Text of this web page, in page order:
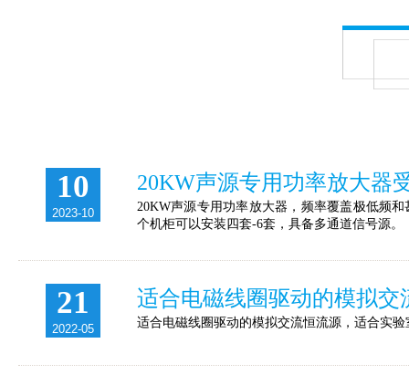
10
2023-10
20KW声源专用功率放大器
20KW声源专用功率放大器，频率覆盖极低频
个机柜可以安装四套-6套，具备多通道信号源。
21
2022-05
适合电磁线圈驱动的模拟
适合电磁线圈驱动的模拟交流恒流源，适合实验